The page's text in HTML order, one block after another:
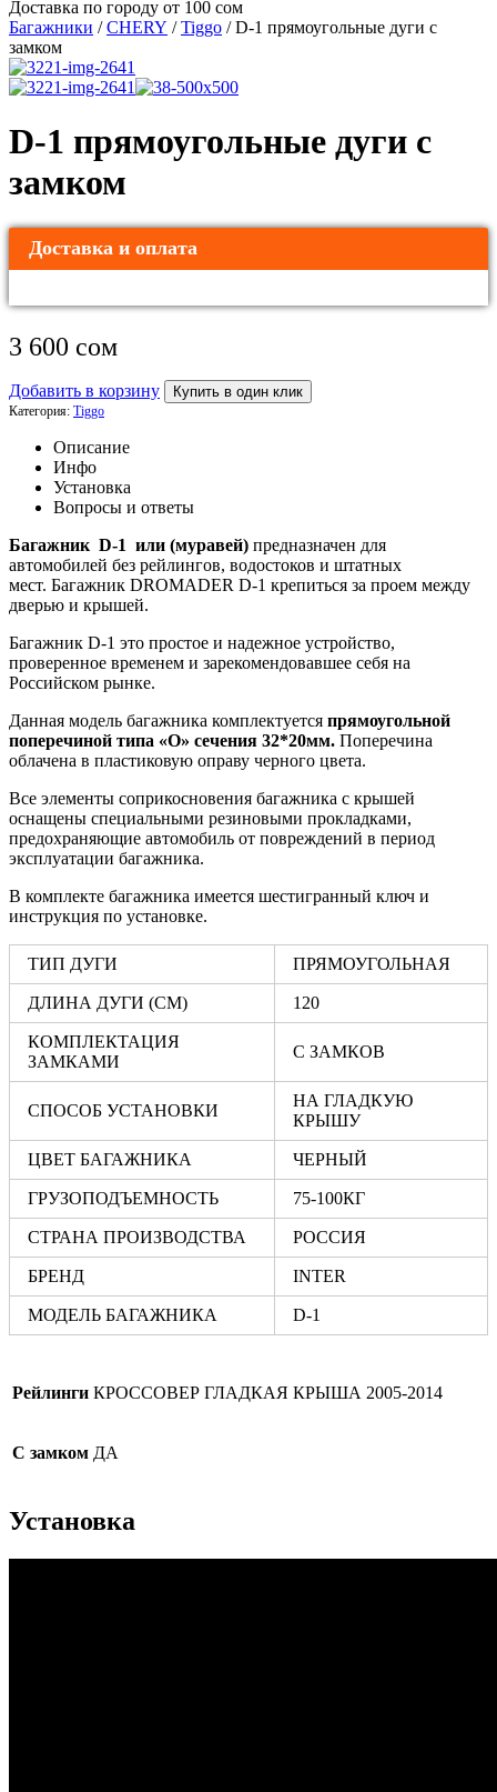
Доставка по городу от 100 сом
Багажники /CHERY /Tiggo / D-1 прямоугольные дуги с
замком
D-1 прямоугольные дуги с
замком
Доставка и оплата
3 600 сом
Добавить в корзину Купить в один клик
Категория: Tiggo
Описание
Инфо
Установка
Вопросы и ответы
Багажник D-1 или (муравей) предназначен для
автомобилей без рейлингов, водостоков и штатных
мест. Багажник DROMADER D-1 крепиться за проем между
дверью и крышей.
Багажник D-1 это простое и надежное устройство,
проверенное временем и зарекомендовавшее себя на
Российском рынке.
Данная модель багажника комплектуется прямоугольной
поперечиной типа «О» сечения 32*20мм. Поперечина
облачена в пластиковую оправу черного цвета.
Все элементы соприкосновения багажника с крышей
оснащены специальными резиновыми прокладками,
предохраняющие автомобиль от повреждений в период
эксплуатации багажника.
В комплекте багажника имеется шестигранный ключ и
инструкция по установке.
ТИП ДУГИ ПРЯМОУГОЛЬНАЯ
ДЛИНА ДУГИ (СМ) 120
КОМПЛЕКТАЦИЯ
ЗАМКАМИ
С ЗАМКОВ
СПОСОБ УСТАНОВКИ
НА ГЛАДКУЮ
КРЫШУ
ЦВЕТ БАГАЖНИКА ЧЕРНЫЙ
ГРУЗОПОДЪЕМНОСТЬ 75-100КГ
СТРАНА ПРОИЗВОДСТВА РОССИЯ
БРЕНД INTER
МОДЕЛЬ БАГАЖНИКА D-1
Рейлинги КРОССОВЕР ГЛАДКАЯ КРЫША 2005-2014
С замком ДА
Установка